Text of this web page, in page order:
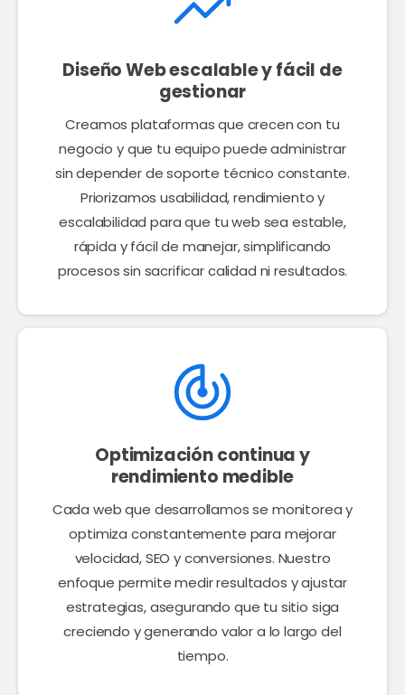
Diseño Web escalable y fácil de
gestionar
Creamos plataformas que crecen con tu
negocio y que tu equipo puede administrar
sin depender de soporte técnico constante.
Priorizamos usabilidad, rendimiento y
escalabilidad para que tu web sea estable,
rápida y fácil de manejar, simplificando
procesos sin sacrificar calidad ni resultados.
Optimización continua y
rendimiento medible
Cada web que desarrollamos se monitorea y
optimiza constantemente para mejorar
velocidad, SEO y conversiones. Nuestro
enfoque permite medir resultados y ajustar
estrategias, asegurando que tu sitio siga
creciendo y generando valor a lo largo del
tiempo.